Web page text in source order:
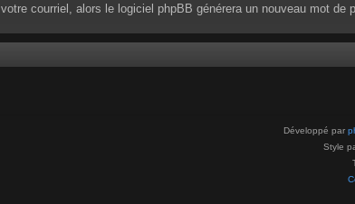
courriel, alors le logiciel phpBB générera un nouveau mot de
Développé par
Style